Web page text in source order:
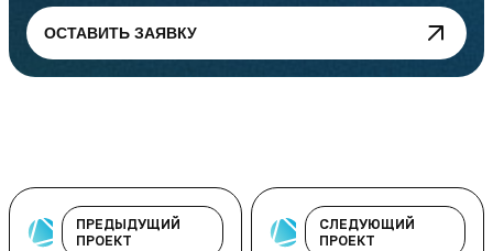
ОСТАВИТЬ ЗАЯВКУ
ПРЕДЫДУЩИЙ
ПРОЕКТ
СЛЕДУЮЩИЙ
ПРОЕКТ